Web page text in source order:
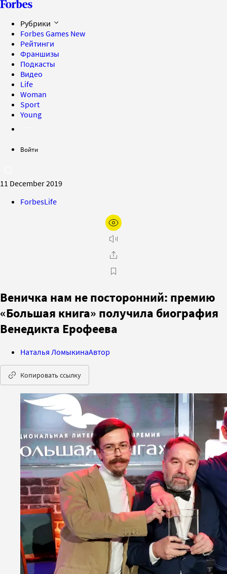
Рубрики
Forbes Games New
Рейтинги
Франшизы
Подкасты
Видео
Life
Woman
Sport
Young
Войти
11 December 2019
ForbesLife
Веничка нам не посторонний: премию
«Большая книга» получила биография
Венедикта Ерофеева
Наталья ЛомыкинаАвтор
Копировать ссылку